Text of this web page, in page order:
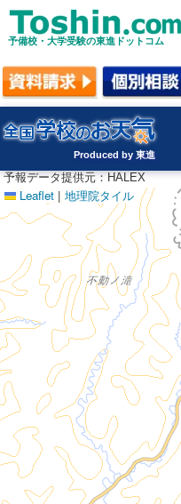
予備校・大学受験の東進ドットコム
Produced by 東進
Leaflet | 地理院タイル
予報データ提供元：HALEX